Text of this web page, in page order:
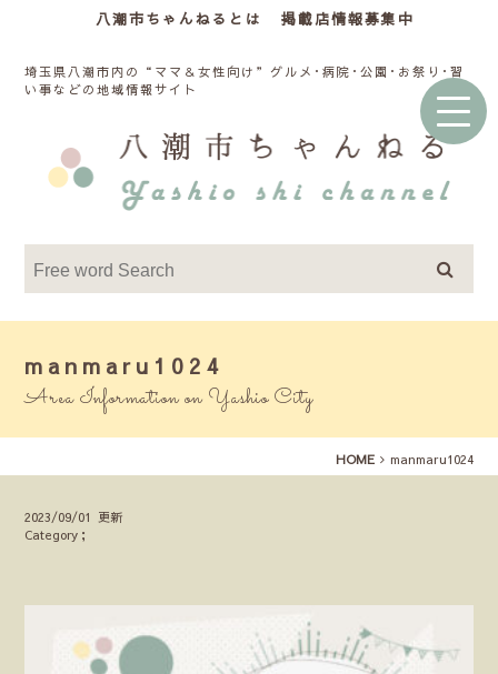
八潮市ちゃんねるとは 掲載店情報募集中
埼玉県八潮市内の“ママ＆女性向け”グルメ･病院･公園･お祭り･習
い事などの地域情報サイト
manmaru1024
Area Information on Yashio City
HOME manmaru1024
2023/09/01 更新
Category；